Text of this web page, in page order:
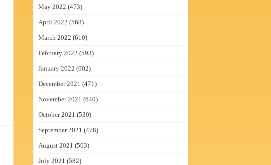
May 2022 (473)
April 2022 (568)
March 2022 (610)
February 2022 (593)
January 2022 (602)
December 2021 (471)
November 2021 (640)
October 2021 (530)
September 2021 (478)
August 2021 (563)
July 2021 (582)